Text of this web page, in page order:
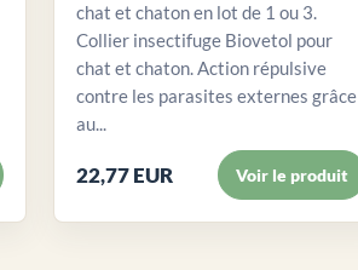
chat et chaton en lot de 1 ou 3.
Collier insectifuge Biovetol pour
chat et chaton. Action répulsive
contre les parasites externes grâce
au...
22,77 EUR Voir le produit